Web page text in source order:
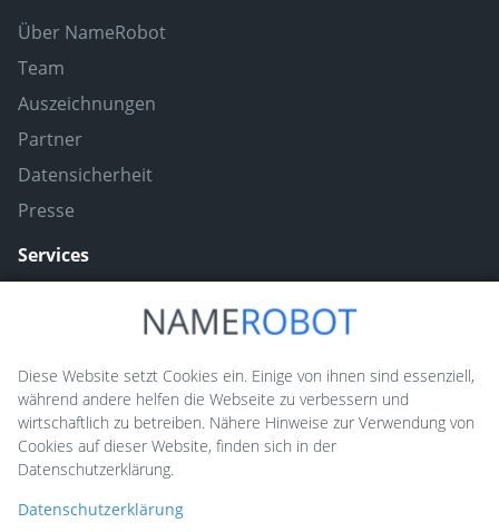
Über NameRobot
Team
Auszeichnungen
Partner
Datensicherheit
Presse
Services
Naming ToolBox
NameScore
Funny Nickname Generatoren
Diese Website setzt Cookies ein. Einige von ihnen sind essenziell,
während andere helfen die Webseite zu verbessern und
wirtschaftlich zu betreiben. Nähere Hinweise zur Verwendung von
Cookies auf dieser Website, finden sich in der
Datenschutzerklärung.
Datenschutzerklärung